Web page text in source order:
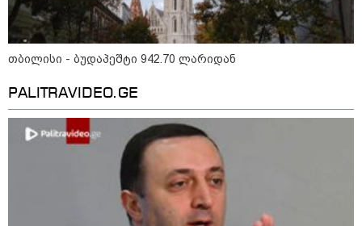
აზერბაიჯანული მედიის მიერ
გავრცელებულ ინფორმაციას
პასუხობენ
ბაქომ საქართველოს საგარეო
უწყებას დიპლომატური ნოტა
გაუგზავნა - მიზეზი
აზერბაიჯანული სანომრე ნიშნის
მქონე სატვირთოების
საზღვარზე შეფერხებაა:
დეტალები
კატეგორიის ყველა სიახლე
თბილისი - ბუდაპეშტი 942.70 ლარიდან
PALITRAVIDEO.GE